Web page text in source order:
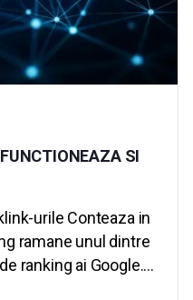
SI
urile Conteaza in
ramane unul dintre
ranking ai Google.